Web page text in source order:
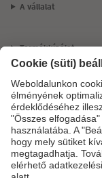
A vállalat
Termékkínálat
CEWE Fotóvilág